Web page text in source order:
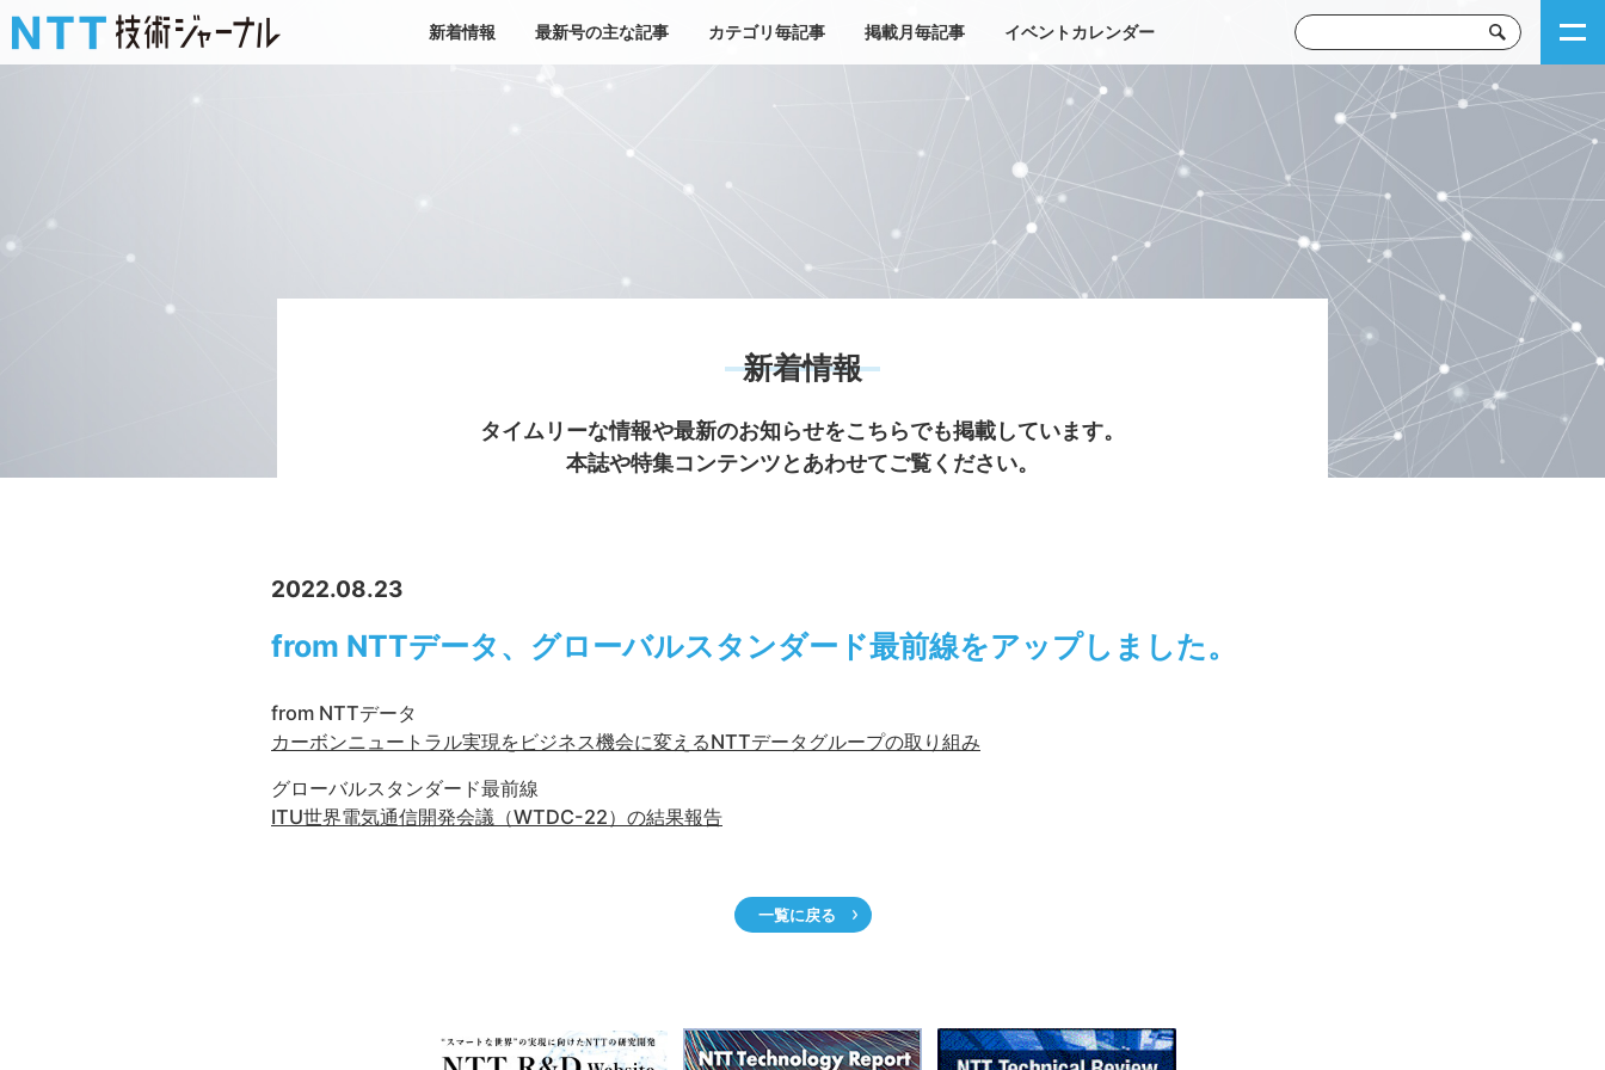
新着情報 最新号の主な記事 カテゴリ毎記事 掲載月毎記事 イベントカレンダー
新着情報
タイムリーな情報や最新のお知らせをこちらでも掲載しています。
本誌や特集コンテンツとあわせてご覧ください。
2022.08.23
from NTTデータ、グローバルスタンダード最前線をアップしました。
from NTTデータ
カーボンニュートラル実現をビジネス機会に変えるNTTデータグループの取り組み
グローバルスタンダード最前線
ITU世界電気通信開発会議（WTDC-22）の結果報告
一覧に戻る